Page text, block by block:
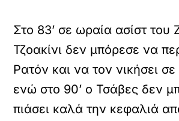
Στο 83’ σε ωραία ασίστ του
Τζοακίνι δεν μπόρεσε να
Ρατόν και να τον νικήσει
ενώ στο 90’ ο Τσάβες δεν
πιάσει καλά την κεφαλιά